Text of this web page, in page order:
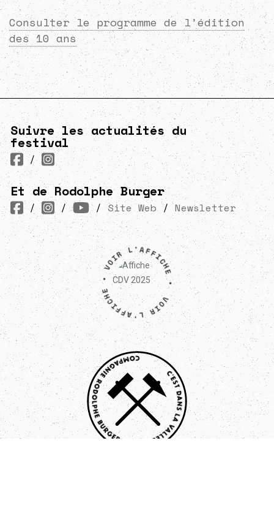
Consulter le programme de l’édition
des 10 ans
Suivre les actualités du
festival
/
Et de Rodolphe Burger
/ / /Site Web/Newsletter
VOIR L'AFFICHE • VOIR L'AFFICHE •